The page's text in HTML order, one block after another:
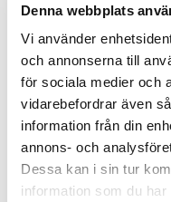
Denna webbplats
Vi använder
och annonserna till
för sociala medier och
vidarebefordrar även
information från din
annons- och
Dessa kan i sin tur
information som du
Historisk avkastning är ingen garanti
kan både öka och minska i värde och
Avkastningen kan också öka eller
oss för eventuella fel i aktie- och
slutsatser som framkommer i bloggen
och/eller åsikter från Avanza.
Relaterade